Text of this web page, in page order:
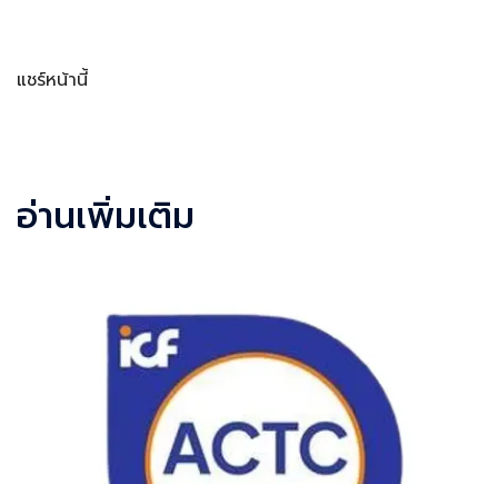
แชร์หน้านี้
อ่านเพิ่มเติม